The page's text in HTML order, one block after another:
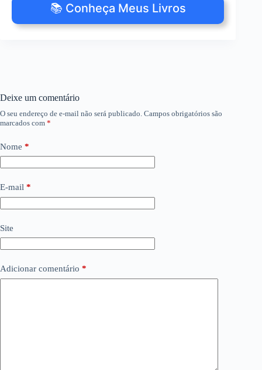
📚 Conheça Meus Livros
Deixe um comentário
O seu endereço de e-mail não será publicado. Campos obrigatórios são
marcados com *
Nome *
E-mail *
Site
Adicionar comentário *